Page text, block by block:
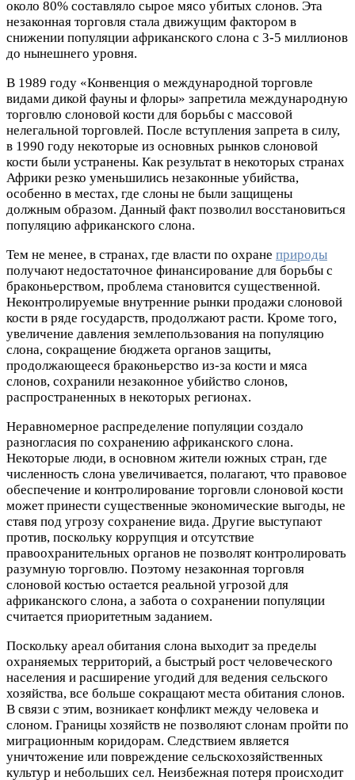
около 80% составляло сырое мясо убитых слонов. Эта
незаконная торговля стала движущим фактором в
снижении популяции африканского слона с 3-5 миллионов
до нынешнего уровня.
В 1989 году «Конвенция о международной торговле
видами дикой фауны и флоры» запретила международную
торговлю слоновой кости для борьбы с массовой
нелегальной торговлей. После вступления запрета в силу,
в 1990 году некоторые из основных рынков слоновой
кости были устранены. Как результат в некоторых странах
Африки резко уменьшились незаконные убийства,
особенно в местах, где слоны не были защищены
должным образом. Данный факт позволил восстановиться
популяцию африканского слона.
Тем не менее, в странах, где власти по охране природы
получают недостаточное финансирование для борьбы с
браконьерством, проблема становится существенной.
Неконтролируемые внутренние рынки продажи слоновой
кости в ряде государств, продолжают расти. Кроме того,
увеличение давления землепользования на популяцию
слона, сокращение бюджета органов защиты,
продолжающееся браконьерство из-за кости и мяса
слонов, сохранили незаконное убийство слонов,
распространенных в некоторых регионах.
Неравномерное распределение популяции создало
разногласия по сохранению африканского слона.
Некоторые люди, в основном жители южных стран, где
численность слона увеличивается, полагают, что правовое
обеспечение и контролирование торговли слоновой кости
может принести существенные экономические выгоды, не
ставя под угрозу сохранение вида. Другие выступают
против, поскольку коррупция и отсутствие
правоохранительных органов не позволят контролировать
разумную торговлю. Поэтому незаконная торговля
слоновой костью остается реальной угрозой для
африканского слона, а забота о сохранении популяции
считается приоритетным заданием.
Поскольку ареал обитания слона выходит за пределы
охраняемых территорий, а быстрый рост человеческого
населения и расширение угодий для ведения сельского
хозяйства, все больше сокращают места обитания слонов.
В связи с этим, возникает конфликт между человека и
слоном. Границы хозяйств не позволяют слонам пройти по
миграционным коридорам. Следствием является
уничтожение или повреждение сельскохозяйственных
культур и небольших сел. Неизбежная потеря происходит